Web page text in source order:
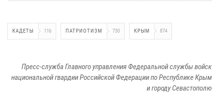
КАДЕТЫ 116 ПАТРИОТИЗМ 730 КРЫМ 874
Пресс-служба Главного управления Федеральной службы войск
национальной гвардии Российской Федерации по Республике Крым
и городу Севастополю